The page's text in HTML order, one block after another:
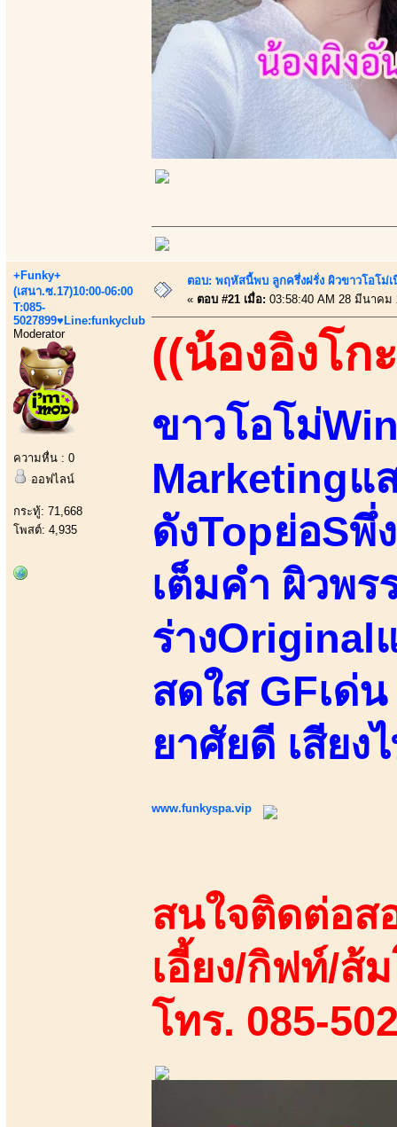
+Funky+
(เสนา.ซ.17)10:00-06:00
T:085-
5027899♥Line:funkyclub
Moderator
ความหื่น : 0
ออฟไลน์
กระทู้: 71,668
โพสต์: 4,935
ตอบ: พฤหัสนี้พบ ลูกครึ่งฝรั่ง ผิวขาวโอโม่
« ตอบ #21 เมื่อ: 03:58:40 AM 28 มีนาคม
((น้องอิงโก
ขาวโอโม่
Marketingแ
ดังTopย่อSพึ่
เต็มคำ ผิวพ
ร่างOriginal
สดใส GFเด่
ยาศัยดี เสียง
www.funkyspa.vip
สนใจติดต่อส
เอี้ยง/กิฟท์/ส้
โทร. 085-